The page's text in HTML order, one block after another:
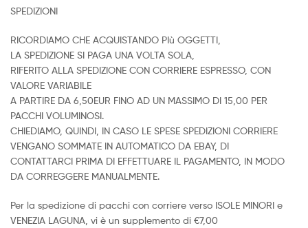
SPEDIZIONI
RICORDIAMO CHE ACQUISTANDO PIù OGGETTI,
LA SPEDIZIONE SI PAGA UNA VOLTA SOLA,
RIFERITO ALLA SPEDIZIONE CON CORRIERE ESPRESSO, CON
VALORE VARIABILE
A PARTIRE DA 6,50EUR FINO AD UN MASSIMO DI 15,00 PER
PACCHI VOLUMINOSI.
CHIEDIAMO, QUINDI, IN CASO LE SPESE SPEDIZIONI CORRIERE
VENGANO SOMMATE IN AUTOMATICO DA EBAY, DI
CONTATTARCI PRIMA DI EFFETTUARE IL PAGAMENTO, IN MODO
DA CORREGGERE MANUALMENTE.
Per la spedizione di pacchi con corriere verso ISOLE MINORI e
VENEZIA LAGUNA, vi è un supplemento di €7,00